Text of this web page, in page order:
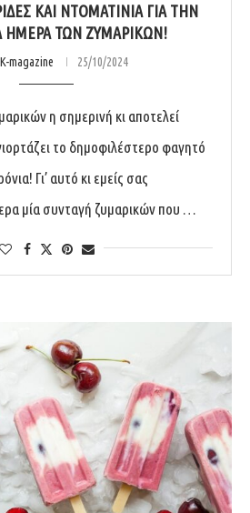
ΚΑΙ ΝΤΟΜΑΤΙΝΙΑ ΓΙΑ ΤΗΝ
ΗΜΕΡΑ ΤΩΝ ΖΥΜΑΡΙΚΩΝ!
magazine 25/10/2024
η σημερινή κι αποτελεί
το δημοφιλέστερο φαγητό
Γι’ αυτό κι εμείς σας
μία συνταγή ζυμαρικών που …